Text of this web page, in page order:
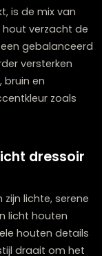
metalen
zijn omgetoverd
zoals
past met zijn
om de
is de mix
hout
er een